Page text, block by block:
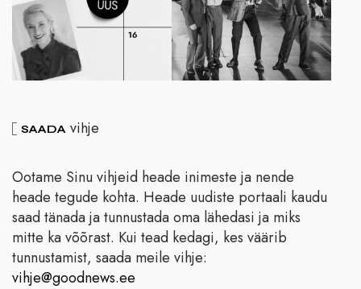
SAADA vihje
Ootame Sinu vihjeid heade inimeste ja nende
heade tegude kohta. Heade uudiste portaali kaudu
saad tänada ja tunnustada oma lähedasi ja miks
mitte ka võõrast. Kui tead kedagi, kes väärib
tunnustamist, saada meile vihje:
vihje@goodnews.ee